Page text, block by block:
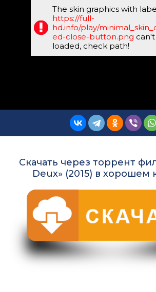
The skin graphics with
https://full-
hd.info/play/
ed-close-button.png
loaded, check path!
Скачать через торрент
Deux» (2015) в хорошем